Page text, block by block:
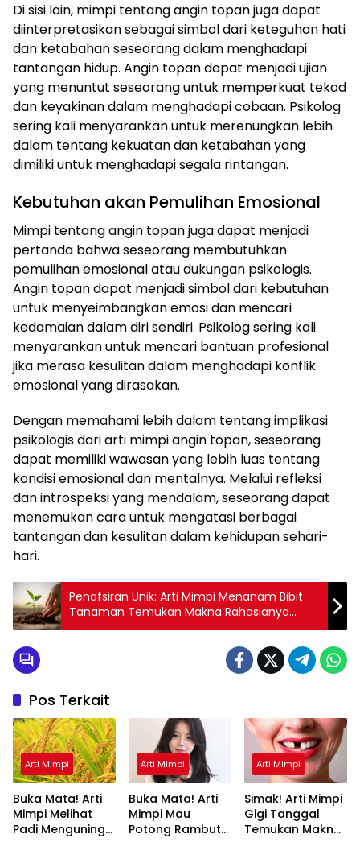
Di sisi lain, mimpi tentang angin topan juga dapat
diinterpretasikan sebagai simbol dari keteguhan hati
dan ketabahan seseorang dalam menghadapi
tantangan hidup. Angin topan dapat menjadi ujian
yang menuntut seseorang untuk memperkuat tekad
dan keyakinan dalam menghadapi cobaan. Psikolog
sering kali menyarankan untuk merenungkan lebih
dalam tentang kekuatan dan ketabahan yang
dimiliki untuk menghadapi segala rintangan.
Kebutuhan akan Pemulihan Emosional
Mimpi tentang angin topan juga dapat menjadi
pertanda bahwa seseorang membutuhkan
pemulihan emosional atau dukungan psikologis.
Angin topan dapat menjadi simbol dari kebutuhan
untuk menyeimbangkan emosi dan mencari
kedamaian dalam diri sendiri. Psikolog sering kali
menyarankan untuk mencari bantuan profesional
jika merasa kesulitan dalam menghadapi konflik
emosional yang dirasakan.
Dengan memahami lebih dalam tentang implikasi
psikologis dari arti mimpi angin topan, seseorang
dapat memiliki wawasan yang lebih luas tentang
kondisi emosional dan mentalnya. Melalui refleksi
dan introspeksi yang mendalam, seseorang dapat
menemukan cara untuk mengatasi berbagai
tantangan dan kesulitan dalam kehidupan sehari-
hari.
Penafsiran Unik: Arti Mimpi Menanam Bibit
Tanaman Temukan Makna Rahasianya
Disini
Pos Terkait
Arti Mimpi
Buka Mata! Arti
Mimpi Melihat
Padi Menguning
Arti Mimpi
Buka Mata! Arti
Mimpi Mau
Potong Rambut
Arti Mimpi
Simak! Arti Mimpi
Gigi Tanggal
Temukan Makna